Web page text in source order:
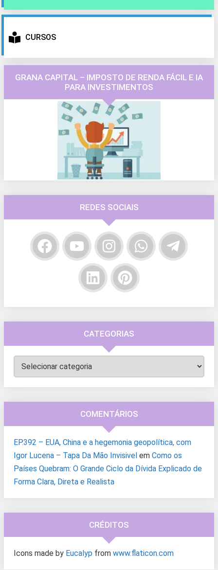
CURSOS
GRANA CAPITAL – IMPOSTO DE RENDA FÁCIL E IA
PARA INVESTIMENTOS
REDES SOCIAIS
CATEGORIAS
Categorias
COMENTÁRIOS
EP.392 – EUA, China e a hegemonia geopolítica, com
Igor Lucena – Tapa Da Mão Invisivel em Como os
Países Quebram: O Grande Ciclo da Dívida Explicado de
Forma Clara, Direta e Realista
CRÉDITOS
Icons made by Eucalyp from www.flaticon.com